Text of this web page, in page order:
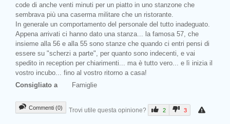
code di anche venti minuti per un piatto in uno stanzone che
sembrava più una caserma militare che un ristorante.
In generale un comportamento del personale del tutto inadeguato.
Appena arrivati ci hanno dato una stanza... la famosa 57, che
insieme alla 56 e alla 55 sono stanze che quando ci entri pensi di
essere su "scherzi a parte", per quanto sono indecenti, e vai
spedito in reception per chiarimenti... ma è tutto vero... e lì inizia il
vostro incubo... fino al vostro ritorno a casa!
Consigliato a
Famiglie
Commenti (0) Trovi utile questa opinione? 2 3